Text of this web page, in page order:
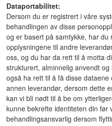
Dataportabilitet:
Dersom du er registrert i våre
behandlingen av disse
og er basert på samtykke, har du
opplysningene til andre
oss, og du har da rett til å motta
strukturert, alminnelig anvendt
også ha rett til å få disse
annen leverandør, dersom dette
kan vi bli nødt til å be om
kunne bekrefte identiteten din før
behandlingsansvarlig dersom